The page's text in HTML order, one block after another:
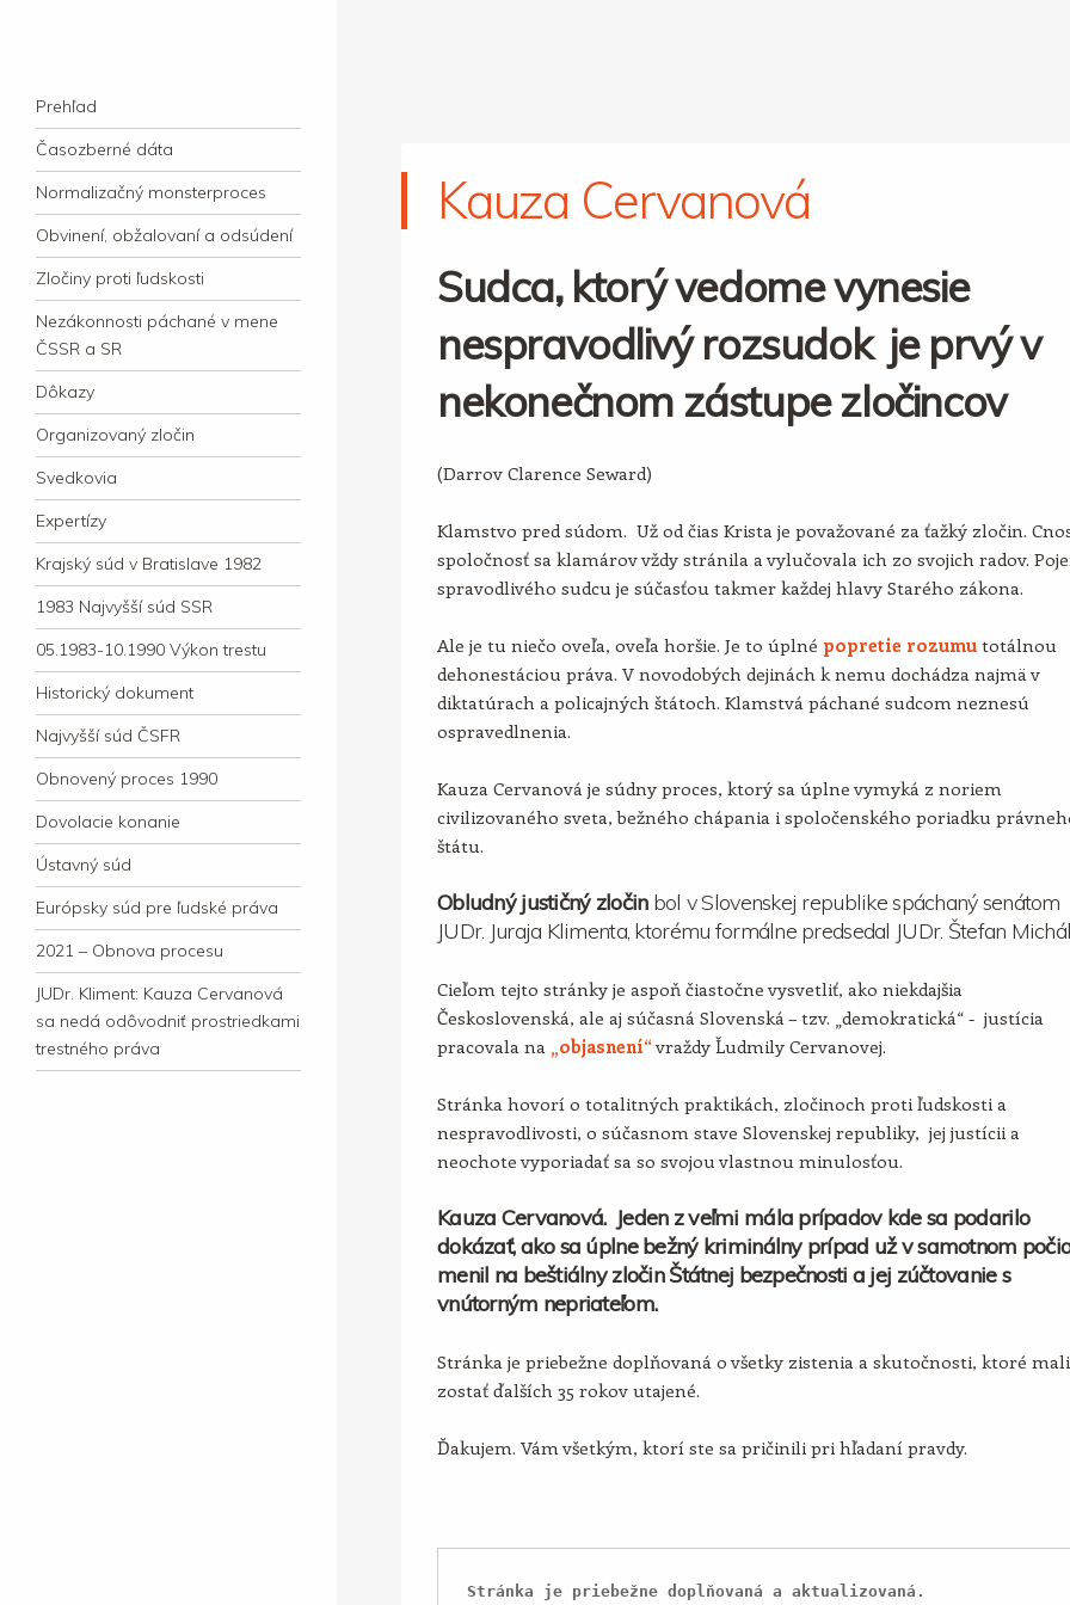
súdny proces v dejnách slovenskej justície
Navigation
Skip to content
Prehľad
Časozberné dáta
Normalizačný monsterproces
Obvinení, obžalovaní a odsúdení
Zločiny proti ľudskosti
Nezákonnosti páchané v mene
ČSSR a SR
Dôkazy
Organizovaný zločin
Svedkovia
Expertízy
Krajský súd v Bratislave 1982
1983 Najvyšší súd SSR
05.1983-10.1990 Výkon trestu
Historický dokument
Najvyšší súd ČSFR
Obnovený proces 1990
Dovolacie konanie
Ústavný súd
Európsky súd pre ľudské práva
2021 – Obnova procesu
JUDr. Kliment: Kauza Cervanová
sa nedá odôvodniť prostriedkami
trestného práva
Kauza Cervanová
Sudca, ktorý vedome vynesie
nespravodlivý rozsudok je prvý v
nekonečnom zástupe zločincov
(Darrov Clarence Seward)
Klamstvo pred súdom. Už od čias Krista je považované za ťažký zločin.
spoločnosť sa klamárov vždy stránila a vylučovala ich zo svojich radov.
spravodlivého sudcu je súčasťou takmer každej hlavy Starého zákona.
Ale je tu niečo oveľa, oveľa horšie. Je to úplné popretie rozumu totálnou
dehonestáciou práva. V novodobých dejinách k nemu dochádza najmä v
diktatúrach a policajných štátoch. Klamstvá páchané sudcom neznesú
ospravedlnenia.
Kauza Cervanová je súdny proces, ktorý sa úplne vymyká z noriem
civilizovaného sveta, bežného chápania i spoločenského poriadku
štátu.
Obludný justičný zločin bol v Slovenskej republike spáchaný senátom
JUDr. Juraja Klimenta, ktorému formálne predsedal JUDr. Štefan
Cieľom tejto stránky je aspoň čiastočne vysvetliť, ako niekdajšia
Československá, ale aj súčasná Slovenská – tzv. „demokratická“ - justícia
pracovala na „objasnení“vraždy Ľudmily Cervanovej.
Stránka hovorí o totalitných praktikách, zločinoch proti ľudskosti a
nespravodlivosti, o súčasnom stave Slovenskej republiky, jej justícii a
neochote vyporiadať sa so svojou vlastnou minulosťou.
Kauza Cervanová. Jeden z veľmi mála prípadov kde sa podarilo
dokázať, ako sa úplne bežný kriminálny prípad už v samotnom
menil na beštiálny zločin Štátnej bezpečnosti a jej zúčtovanie s
vnútorným nepriateľom.
Stránka je priebežne doplňovaná o všetky zistenia a skutočnosti, ktoré mali
zostať ďalších 35 rokov utajené.
Ďakujem. Vám všetkým, ktorí ste sa pričinili pri hľadaní pravdy.
Stránka je priebežne doplňovaná a aktualizovaná.